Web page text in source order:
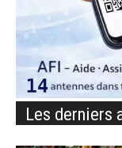
Les derniers